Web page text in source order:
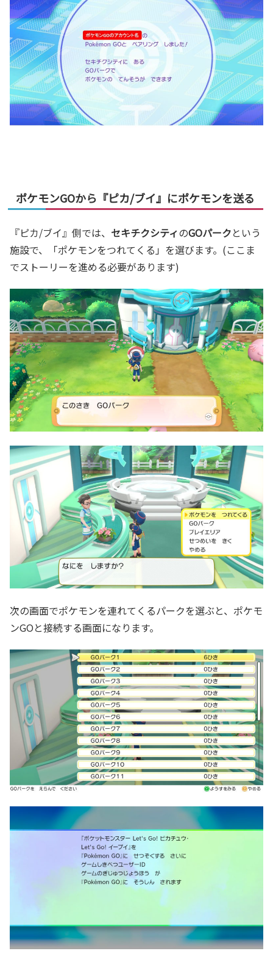
ポケモンGOから『ピカ/ブイ』にポケモンを送る
『ピカ/ブイ』側では、 セキチクシティのGOパークという
施設で、「ポケモンをつれてくる」を選びます。(ここま
でストーリーを進める必要があります)
次の画面でポケモンを連れてくるパークを選ぶと、ポケモ
ンGOと接続する画面になります。